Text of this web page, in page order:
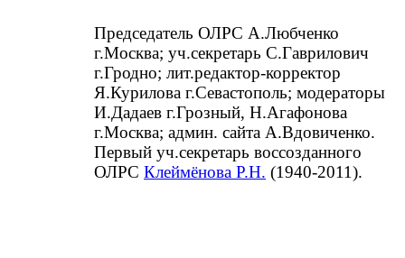
Председатель ОЛРС А.Любченко
г.Москва; уч.секретарь С.Гаврилович
г.Гродно; лит.редактор-корректор
Я.Курилова г.Севастополь; модераторы
И.Дадаев г.Грозный, Н.Агафонова
г.Москва; админ. сайта А.Вдовиченко.
Первый уч.секретарь воссозданного
ОЛРС Клеймёнова Р.Н. (1940-2011).